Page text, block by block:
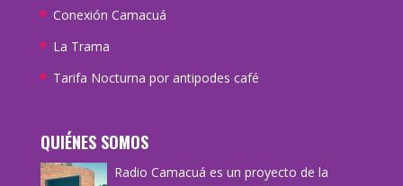
Conexión Camacuá
La Trama
Tarifa Nocturna por antipodes café
QUIÉNES SOMOS
Radio Camacuá es un proyecto de la